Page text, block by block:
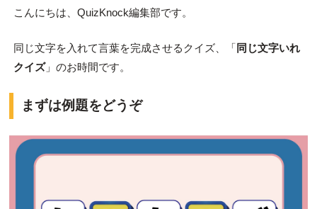
こんにちは、QuizKnock編集部です。
同じ文字を入れて言葉を完成させるクイズ、「 同じ文字いれ
クイズ」のお時間です。
まずは例題をどうぞ